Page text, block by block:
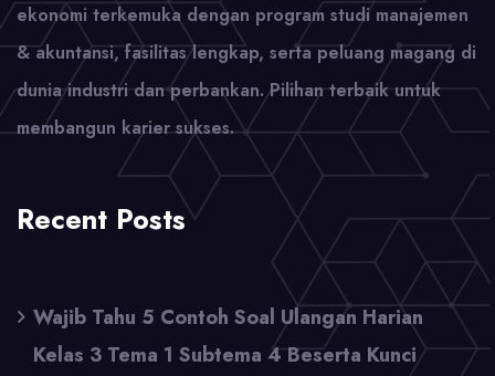
ekonomi terkemuka dengan program studi manajemen
& akuntansi, fasilitas lengkap, serta peluang magang di
dunia industri dan perbankan. Pilihan terbaik untuk
membangun karier sukses.
Recent Posts
Wajib Tahu 5 Contoh Soal Ulangan Harian
Kelas 3 Tema 1 Subtema 4 Beserta Kunci